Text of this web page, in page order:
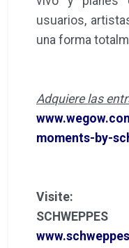
usuarios,
una forma
Adquiere las
moments-by-
Visite:
SCHWEPPES